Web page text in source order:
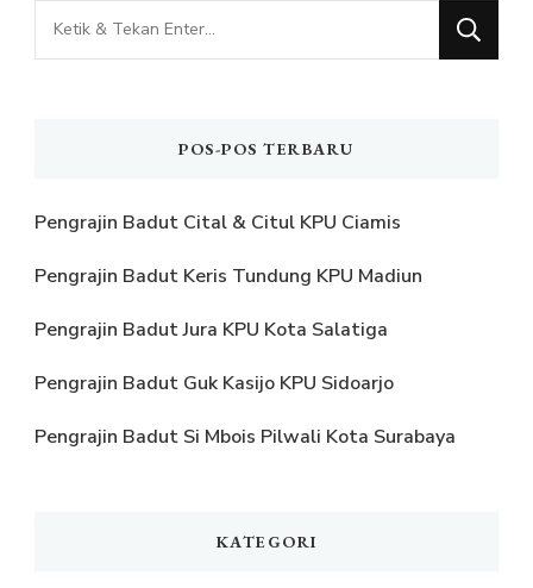
Mencari
Sesuatu?
POS-POS TERBARU
Pengrajin Badut Cital & Citul KPU Ciamis
Pengrajin Badut Keris Tundung KPU Madiun
Pengrajin Badut Jura KPU Kota Salatiga
Pengrajin Badut Guk Kasijo KPU Sidoarjo
Pengrajin Badut Si Mbois Pilwali Kota Surabaya
KATEGORI